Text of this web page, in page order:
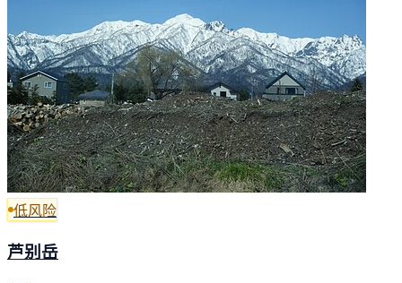
低风险
芦别岳